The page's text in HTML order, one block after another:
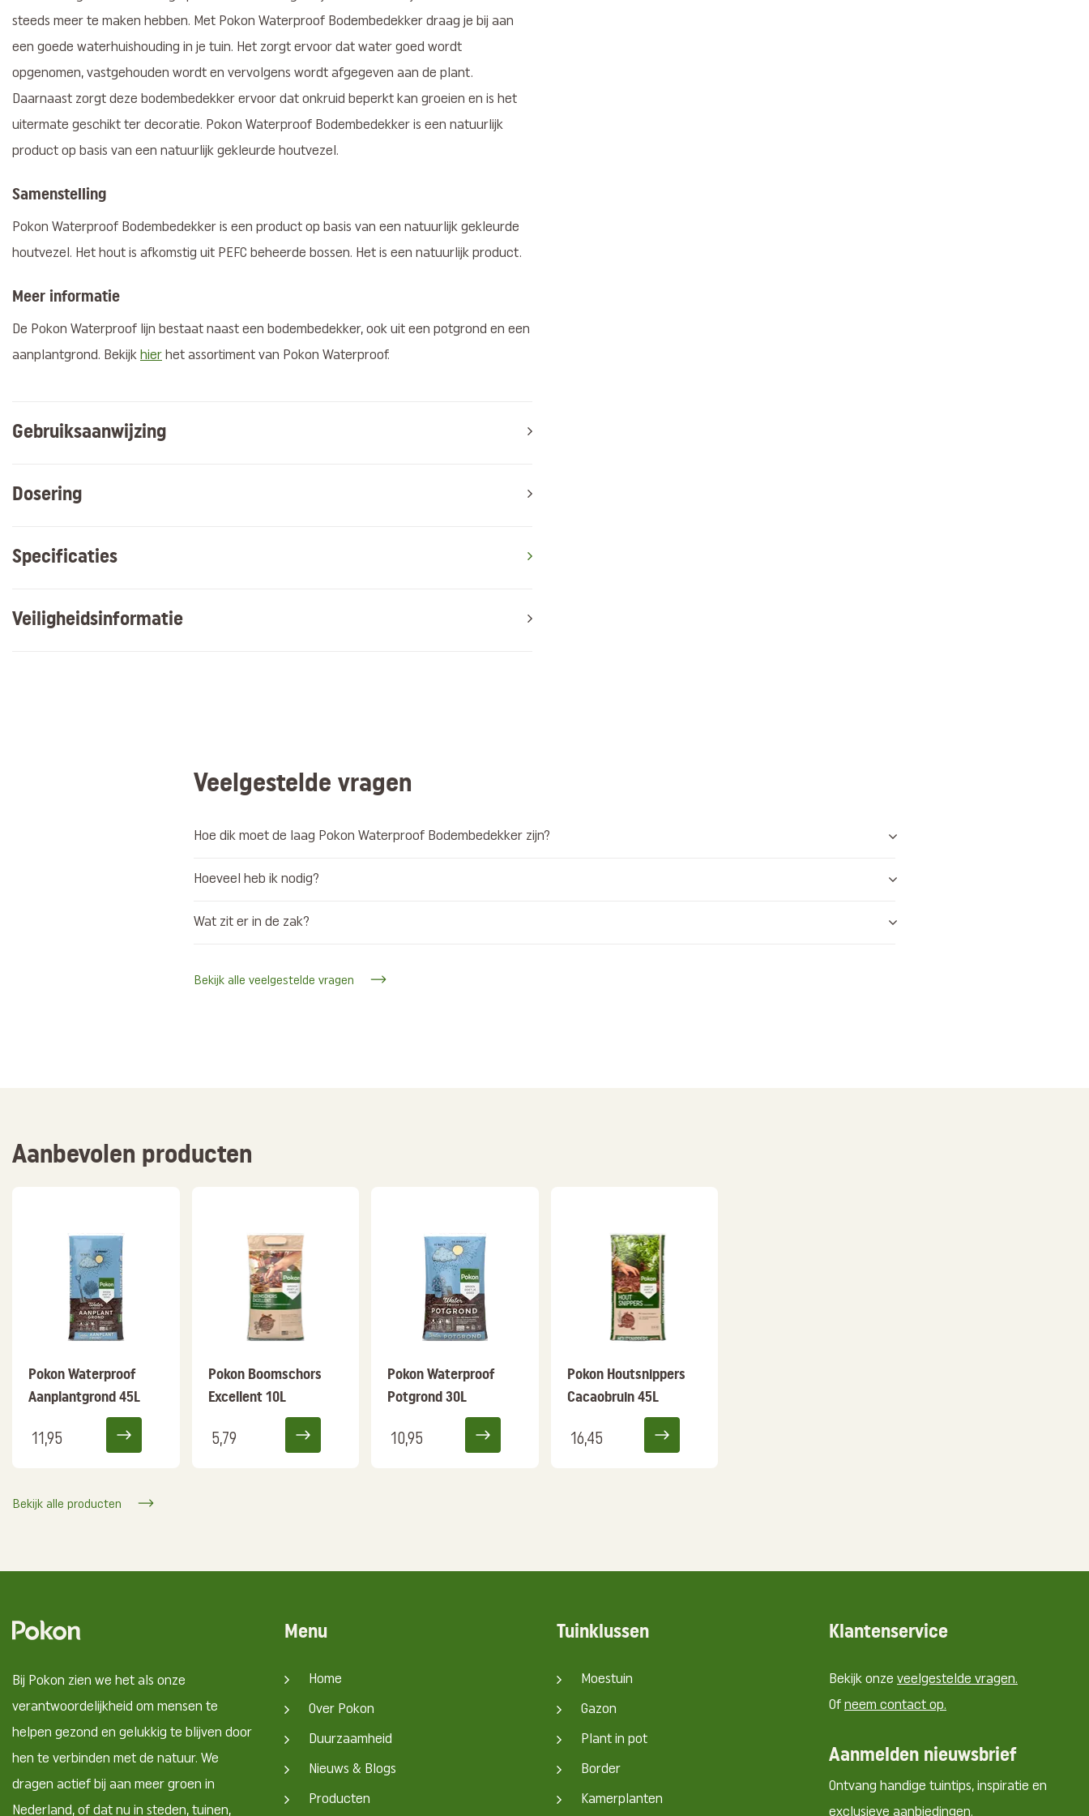
steeds meer te maken hebben. Met Pokon Waterproof Bodembedekker draag je bij aan
een goede waterhuishouding in je tuin. Het zorgt ervoor dat water goed wordt
opgenomen, vastgehouden wordt en vervolgens wordt afgegeven aan de plant.
Daarnaast zorgt deze bodembedekker ervoor dat onkruid beperkt kan groeien en is het
uitermate geschikt ter decoratie. Pokon Waterproof Bodembedekker is een natuurlijk
product op basis van een natuurlijk gekleurde houtvezel.
Samenstelling
Pokon Waterproof Bodembedekker is een product op basis van een natuurlijk gekleurde
houtvezel. Het hout is afkomstig uit PEFC beheerde bossen. Het is een natuurlijk product.
Meer informatie
De Pokon Waterproof lijn bestaat naast een bodembedekker, ook uit een potgrond en een
aanplantgrond. Bekijk hier het assortiment van Pokon Waterproof.
Gebruiksaanwijzing
Dosering
Specificaties
Veiligheidsinformatie
Veelgestelde vragen
Hoe dik moet de laag Pokon Waterproof Bodembedekker zijn?
Hoeveel heb ik nodig?
Wat zit er in de zak?
Bekijk alle veelgestelde vragen
Aanbevolen producten
Pokon Waterproof
Aanplantgrond 45L
11,95
Pokon Boomschors
Excellent 10L
5,79
Pokon Waterproof
Potgrond 30L
10,95
Pokon Houtsnippers
Cacaobruin 45L
16,45
Bekijk alle producten
Bij Pokon zien we het als onze
verantwoordelijkheid om mensen te
helpen gezond en gelukkig te blijven door
hen te verbinden met de natuur. We
dragen actief bij aan meer groen in
Nederland, of dat nu in steden, tuinen,
Menu
Home
Over Pokon
Duurzaamheid
Nieuws & Blogs
Producten
Tuinklussen
Moestuin
Gazon
Plant in pot
Border
Kamerplanten
Klantenservice
Bekijk onze veelgestelde vragen.
Of neem contact op.
Aanmelden nieuwsbrief
Ontvang handige tuintips, inspiratie en
exclusieve aanbiedingen.